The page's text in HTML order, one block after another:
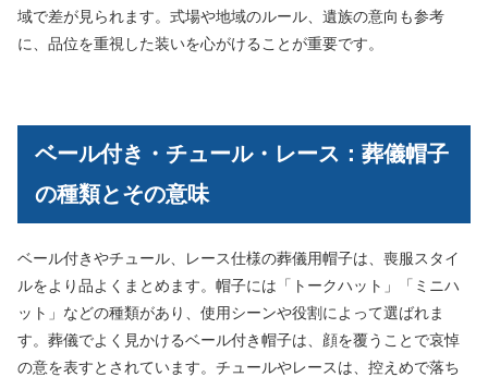
域で差が見られます。式場や地域のルール、遺族の意向も参考
に、品位を重視した装いを心がけることが重要です。
ベール付き・チュール・レース：葬儀帽子
の種類とその意味
ベール付きやチュール、レース仕様の葬儀用帽子は、喪服スタイ
ルをより品よくまとめます。帽子には「トークハット」「ミニハ
ット」などの種類があり、使用シーンや役割によって選ばれま
す。葬儀でよく見かけるベール付き帽子は、顔を覆うことで哀悼
の意を表すとされています。チュールやレースは、控えめで落ち